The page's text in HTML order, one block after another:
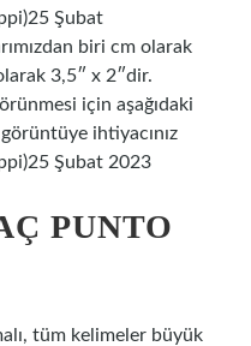
Şubat
biri cm olarak
3,5″ x 2″dir.
için aşağıdaki
ihtiyacınız
Şubat 2023
PUNTO
tüm kelimeler büyük